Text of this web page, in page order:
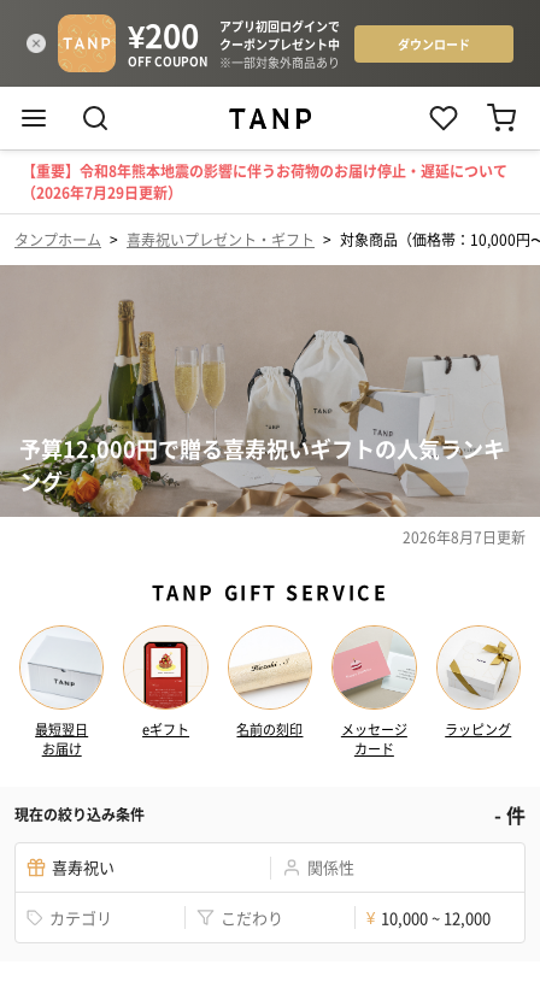
【重要】令和8年熊本地震の影響に伴うお荷物のお届け停止・遅延について
（2026年7月29日更新）
タンプホーム > 喜寿祝いプレゼント・ギフト > 対象商品（価格帯：10,000円
予算12,000円で贈る喜寿祝いギフトの人気ランキ
ング
2026年8月7日更新
TANP GIFT SERVICE
最短翌日
お届け
eギフト 名前の刻印
メッセージ
カード
ラッピング
現在の絞り込み条件 -件
喜寿祝い 関係性
カテゴリ こだわり ¥ 10,000 ~ 12,000